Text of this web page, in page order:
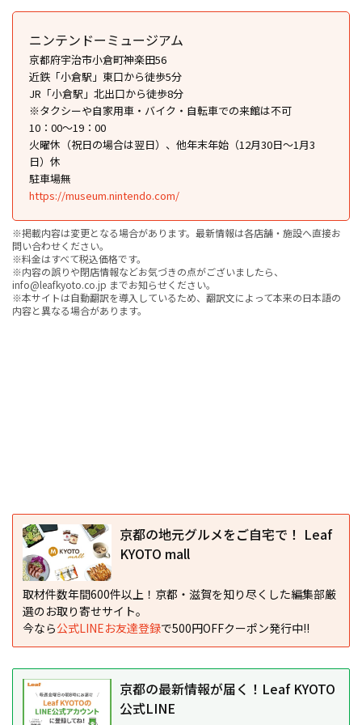
ニンテンドーミュージアム
京都府宇治市小倉町神楽田56
近鉄「小倉駅」東口から徒歩5分
JR「小倉駅」北出口から徒歩8分
※タクシーや自家用車・バイク・自転車での来館は不可
10：00〜19：00
火曜休（祝日の場合は翌日）、他年末年始（12月30日〜1月3
日）休
駐車場無
https://museum.nintendo.com/
※掲載内容は変更となる場合があります。最新情報は各店舗・施設へ直接お
問い合わせください。
※料金はすべて税込価格です。
※内容の誤りや閉店情報などお気づきの点がございましたら、
info@leafkyoto.co.jp までお知らせください。
※本サイトは自動翻訳を導入しているため、翻訳文によって本来の日本語の
内容と異なる場合があります。
京都の地元グルメをご自宅で！ Leaf
KYOTO mall
取材件数年間600件以上！京都・滋賀を知り尽くした編集部厳
選のお取り寄せサイト。
今なら公式LINEお友達登録で500円OFFクーポン発行中!!
京都の最新情報が届く！Leaf KYOTO
公式LINE